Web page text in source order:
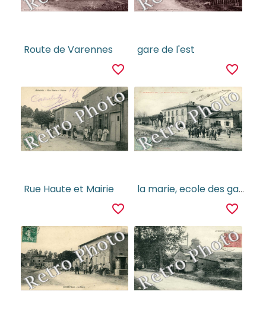
Route de Varennes
favorite_border
gare de l'est
favorite_border
Rue Haute et Mairie
favorite_border
la marie, ecole des garcons
favorite_border